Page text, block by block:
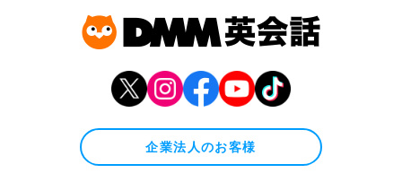
企業法人のお客様